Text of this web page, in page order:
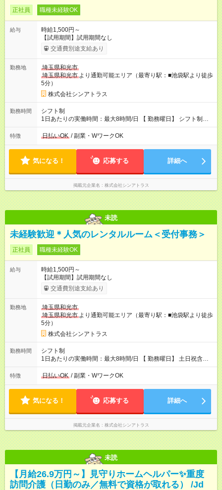
正社員 職種未経験OK
給与
時給1,500円～
【試用期間】試用期間なし
交通費別途支給あり
勤務地
埼玉県和光市
埼玉県和光市 より通勤可能エリア（最寄り駅：■池袋駅より徒歩
5分）
株式会社シンアトラス
勤務時間
シフト制
1日あたりの実働時間：最大8時間/日 【 勤務曜日】 シフト制
土日祝含む週５日勤務 【 勤務時間 】 ・ 9：00～20：00（実働
8h／休憩１h） ※残業ほとんどありません（残業代支給）
特徴 日払いOK / 副業・WワークOK
気になる！ 応募する 詳細へ
掲載元企業名 株式会社シンアトラス
未読
未経験歓迎＊人気のレンタルルーム＜受付事務＞
正社員 職種未経験OK
給与
時給1,500円～
【試用期間】試用期間なし
交通費別途支給あり
勤務地
埼玉県和光市
埼玉県和光市 より通勤可能エリア（最寄り駅：■池袋駅より徒歩
5分）
株式会社シンアトラス
勤務時間
シフト制
1日あたりの実働時間：最大8時間/日 【 勤務曜日】 土日祝含む
シフト制 【 勤務時間 】 ・ 9：30～20：00 の間でシフト制（休
憩１h） ※残業はほとんどありません
特徴 日払いOK / 副業・WワークOK
気になる！ 応募する 詳細へ
掲載元企業名 株式会社シンアトラス
未読
【月給26.9万円～】見守りホームヘルパー✨重度
訪問介護（日勤のみ／無料で資格が取れる） /Jd